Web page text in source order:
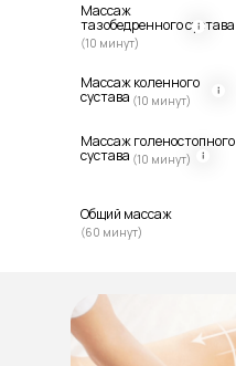
Массаж
тазобедренного сустава
(10 минут)
Массаж коленного
сустава (10 минут)
Массаж голеностопного
сустава (10 минут)
Общий массаж
(60 минут)